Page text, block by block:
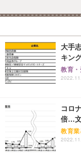
大手
キン
教育・
コロ
倍…
教育業